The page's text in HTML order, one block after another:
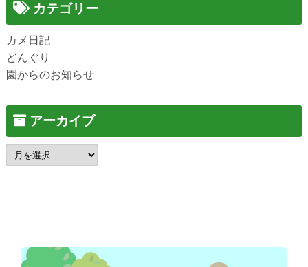
カテゴリー
カメ日記
どんぐり
園からのお知らせ
アーカイブ